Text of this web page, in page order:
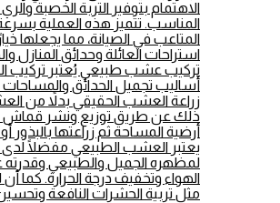
الاهتمام بتوفير التربة الخصبة
المناسب. تتميز هذه العملية
المتاعب في الصيانة، مما يجعلها
استراحات العائلة وحدائق المنازل
تركيب عشب طبيعي يُعتبر تركيب
أساليب تجميل الحدائق والمساحات
زراعة العشب الحقيقي بدلاً من
ذلك عن طريق توزيع ونشر
أرضية المساحة ثم زراعتها
يعتبر العشب الطبيعي مفضلًا لدى
لمظهره الجميل والطبيعي
الهواء وتخفيف درجة الحرارة. كما أن
مثل تربية الحشرات النافعة وتحسين